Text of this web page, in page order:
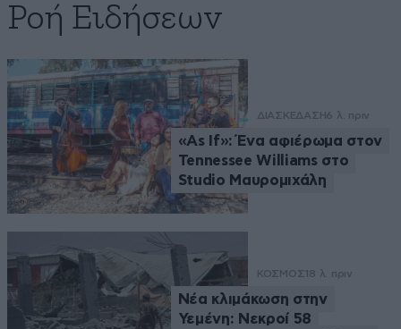
Ροή Ειδήσεων
ΔΙΑΣΚΕΔΑΣΗ6 λ. πριν
«As If»: Ένα αφιέρωμα στον
Tennessee Williams στο
Studio Μαυρομιχάλη
ΚΟΣΜΟΣ 18 λ. πριν
Νέα κλιμάκωση στην
Υεμένη: Νεκροί 58